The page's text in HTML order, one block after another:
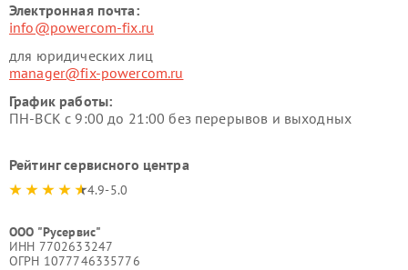
Электронная почта:
info@powercom-fix.ru
для юридических лиц
manager@fix-powercom.ru
График работы:
ПН-ВСК с 9:00 до 21:00 без перерывов и выходных
Рейтинг сервисного центра
4.9-5.0
ООО "Русервис"
ИНН 7702633247
ОГРН 1077746335776